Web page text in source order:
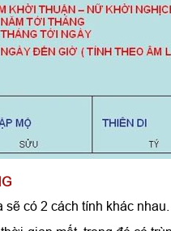
có 2 cách tính khác nhau.